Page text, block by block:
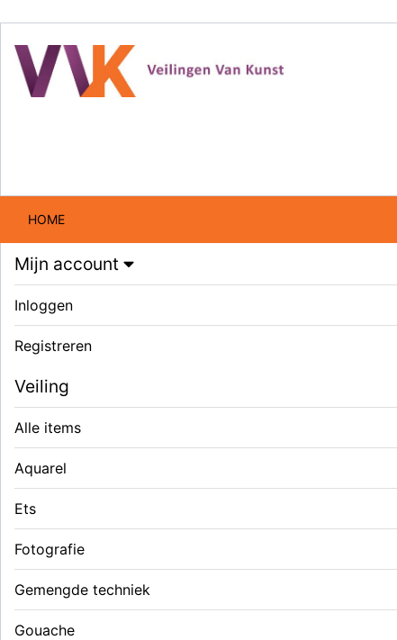
HOME
Mijn account
Inloggen
Registreren
Veiling
Alle items
Aquarel
Ets
Fotografie
Gemengde techniek
Gouache